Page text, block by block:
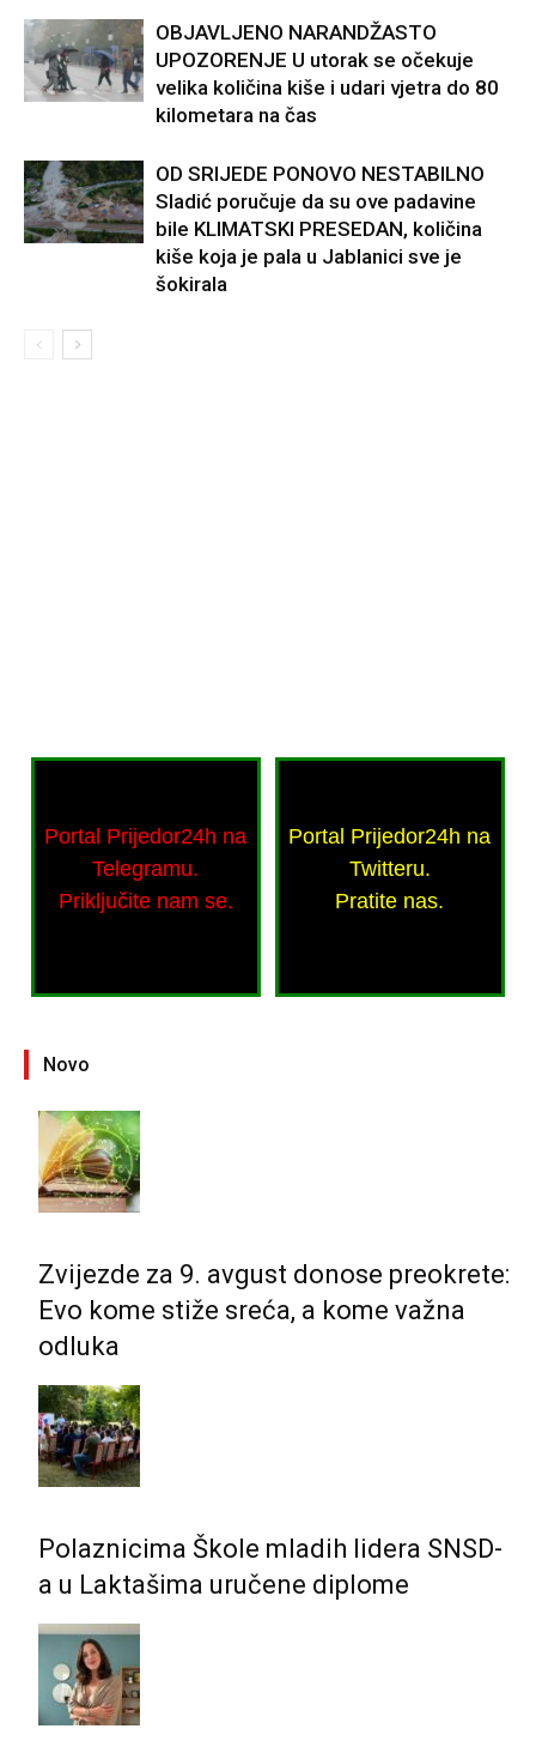
OBJAVLJENO NARANDŽASTO
UPOZORENJE U utorak se očekuje
velika količina kiše i udari vjetra do 80
kilometara na čas
OD SRIJEDE PONOVO NESTABILNO
Sladić poručuje da su ove padavine
bile KLIMATSKI PRESEDAN, količina
kiše koja je pala u Jablanici sve je
šokirala
Portal Prijedor24h na
Telegramu.
Priključite nam se.
Portal Prijedor24h na
Twitteru.
Pratite nas.
Novo
Zvijezde za 9. avgust donose preokrete:
Evo kome stiže sreća, a kome važna
odluka
Polaznicima Škole mladih lidera SNSD-
a u Laktašima uručene diplome